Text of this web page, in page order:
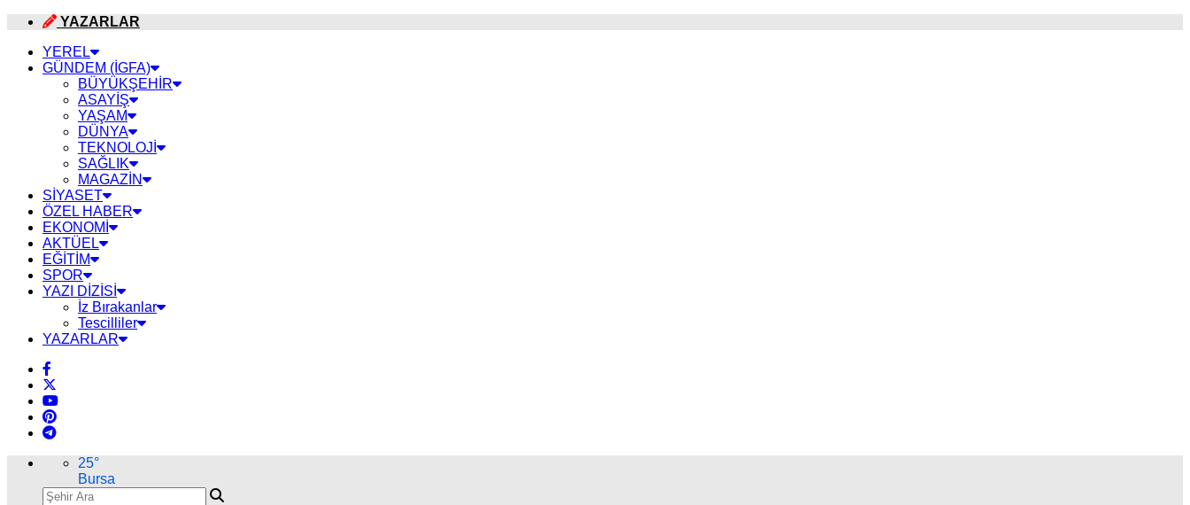
YAZARLAR
YEREL
GÜNDEM (İGFA)
BÜYÜKŞEHİR
ASAYİŞ
YAŞAM
DÜNYA
TEKNOLOJİ
SAĞLIK
MAGAZİN
SİYASET
ÖZEL HABER
EKONOMİ
AKTÜEL
EĞİTİM
SPOR
YAZI DİZİSİ
İz Bırakanlar
Tescilliler
YAZARLAR
25°
Bursa